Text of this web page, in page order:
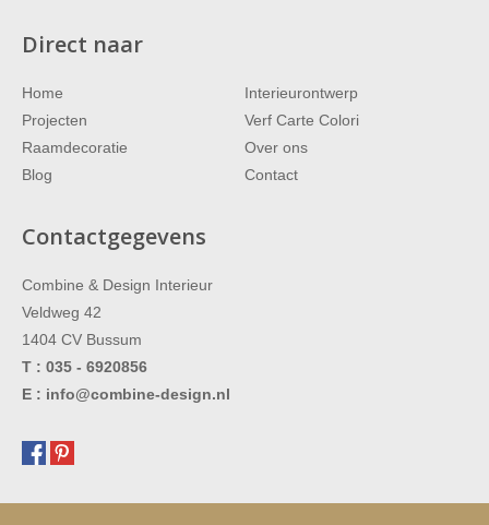
Direct naar
Home
Interieurontwerp
Projecten
Verf Carte Colori
Raamdecoratie
Over ons
Blog
Contact
Contactgegevens
Combine & Design Interieur
Veldweg 42
1404 CV Bussum
T : 035 - 6920856
E : info@combine-design.nl